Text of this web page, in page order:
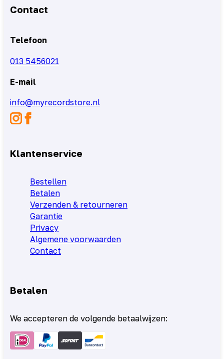
Contact
Telefoon
013 5456021
E-mail
info@myrecordstore.nl
Klantenservice
Bestellen
Betalen
Verzenden & retourneren
Garantie
Privacy
Algemene voorwaarden
Contact
Betalen
We accepteren de volgende betaalwijzen: